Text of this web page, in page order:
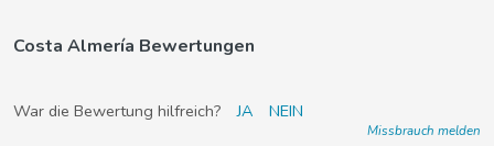
Costa Almería Bewertungen
War die Bewertung hilfreich? JA NEIN
Missbrauch melden